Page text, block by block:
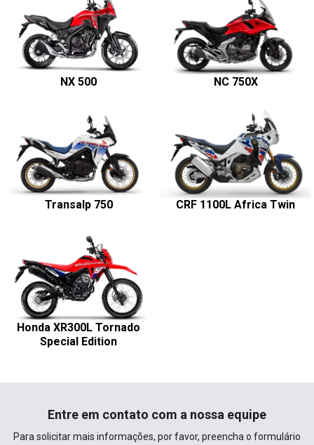
NX 500 NC 750X
Transalp 750 CRF 1100L Africa Twin
Honda XR300L Tornado
Special Edition
Entre em contato com a nossa equipe
Para solicitar mais informações, por favor, preencha o formulário